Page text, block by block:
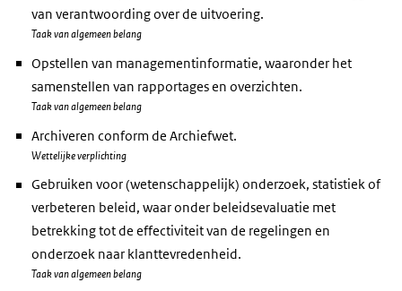
van verantwoording over de uitvoering.
Taak van algemeen belang
Opstellen van managementinformatie, waaronder het
samenstellen van rapportages en overzichten.
Taak van algemeen belang
Archiveren conform de Archiefwet.
Wettelijke verplichting
Gebruiken voor (wetenschappelijk) onderzoek, statistiek of
verbeteren beleid, waar onder beleidsevaluatie met
betrekking tot de effectiviteit van de regelingen en
onderzoek naar klanttevredenheid.
Taak van algemeen belang